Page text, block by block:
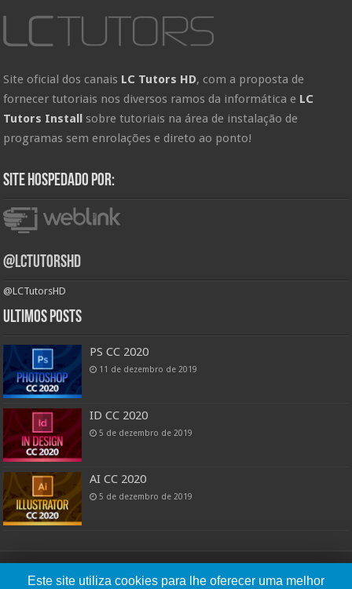
Site oficial dos canais LC Tutors HD, com a proposta de
fornecer tutoriais nos diversos ramos da informática e LC
Tutors Install sobre tutoriais na área de instalação de
programas sem enrolações e direto ao ponto!
Site hospedado por:
@LCTutorsHD
@LCTutorsHD
Ultimos posts
PS CC 2020
11 de dezembro de 2019
ID CC 2020
5 de dezembro de 2019
AI CC 2020
5 de dezembro de 2019
Este site utiliza cookies para lhe oferecer uma melhor